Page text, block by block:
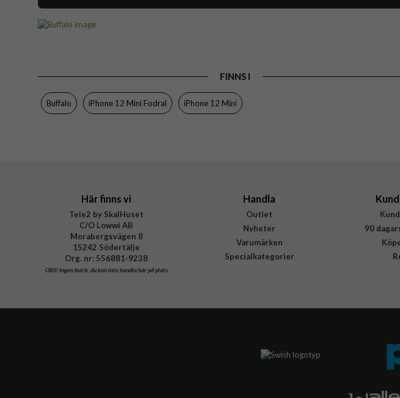
Egenskaper
Kortfack,
Färg
Material
FINNS I
Buffalo iPhone 12 Mini Fodral iPhone 12 Mini
Här finns vi
Tele2 by SkalHuset
C/O Lowwi AB
Morabergsvägen 8
15242 Södertälje
Org. nr: 556881-9238
OBS!Ingen butik, du kan inte handla här på plats
Handla
Outlet
Nyheter
Varumärken
Specialkategorier
90